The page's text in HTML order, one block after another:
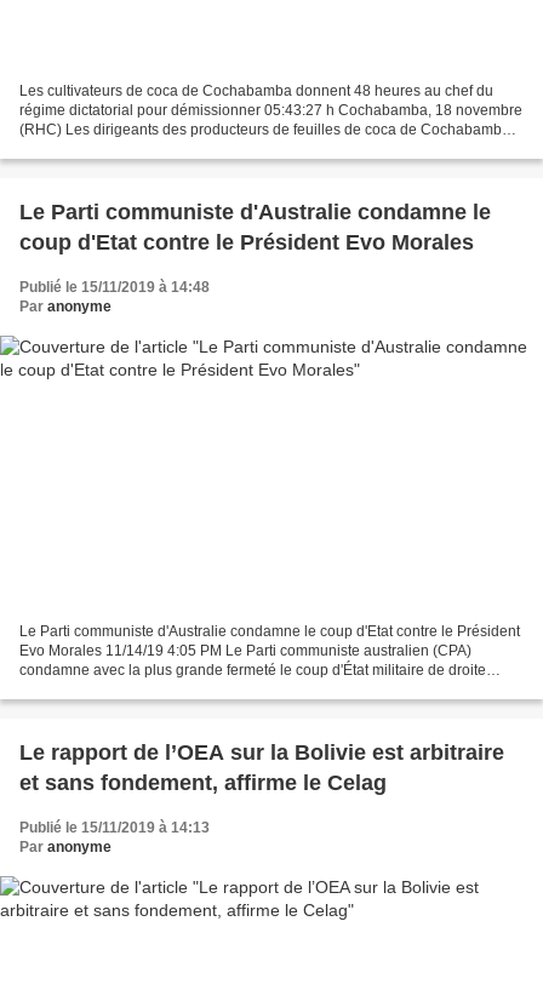
Les cultivateurs de coca de Cochabamba donnent 48 heures au chef du
régime dictatorial pour démissionner 05:43:27 h Cochabamba, 18 novembre
(RHC) Les dirigeants des producteurs de feuilles de coca de Cochabamba
Le Parti communiste d'Australie condamne le
coup d'Etat contre le Président Evo Morales
Publié le 15/11/2019 à 14:48
Par anonyme
Le Parti communiste d'Australie condamne le coup d'Etat contre le Président
Evo Morales 11/14/19 4:05 PM Le Parti communiste australien (CPA)
condamne avec la plus grande fermeté le coup d'État militaire de droite
Le rapport de l’OEA sur la Bolivie est arbitraire
et sans fondement, affirme le Celag
Publié le 15/11/2019 à 14:13
Par anonyme